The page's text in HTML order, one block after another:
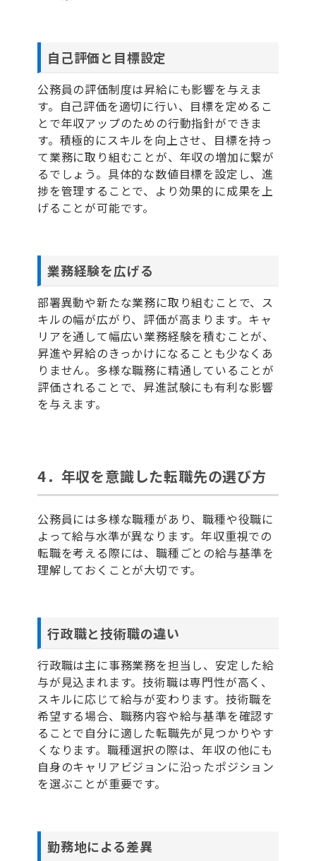
自己評価と目標設定
公務員の評価制度は昇給にも影響を与えま
す。自己評価を適切に行い、目標を定めるこ
とで年収アップのための行動指針ができま
す。積極的にスキルを向上させ、目標を持っ
て業務に取り組むことが、年収の増加に繋が
るでしょう。具体的な数値目標を設定し、進
捗を管理することで、より効果的に成果を上
げることが可能です。
業務経験を広げる
部署異動や新たな業務に取り組むことで、ス
キルの幅が広がり、評価が高まります。キャ
リアを通して幅広い業務経験を積むことが、
昇進や昇給のきっかけになることも少なくあ
りません。多様な職務に精通していることが
評価されることで、昇進試験にも有利な影響
を与えます。
4．年収を意識した転職先の選び方
公務員には多様な職種があり、職種や役職に
よって給与水準が異なります。年収重視での
転職を考える際には、職種ごとの給与基準を
理解しておくことが大切です。
行政職と技術職の違い
行政職は主に事務業務を担当し、安定した給
与が見込まれます。技術職は専門性が高く、
スキルに応じて給与が変わります。技術職を
希望する場合、職務内容や給与基準を確認す
ることで自分に適した転職先が見つかりやす
くなります。職種選択の際は、年収の他にも
自身のキャリアビジョンに沿ったポジション
を選ぶことが重要です。
勤務地による差異